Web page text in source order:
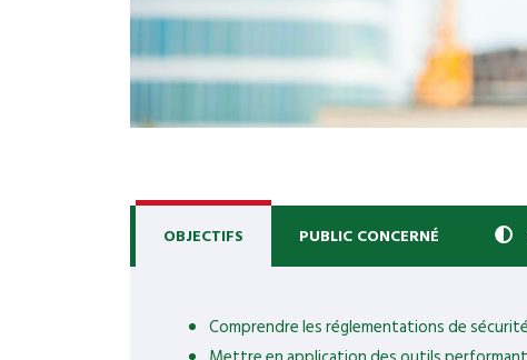
OBJECTIFS PUBLIC CONCERNÉ
Comprendre les réglementations de